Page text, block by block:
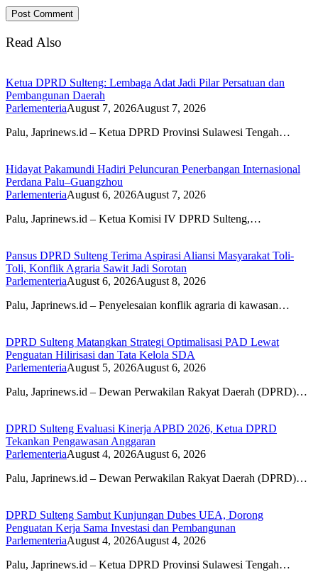
Read Also
Ketua DPRD Sulteng: Lembaga Adat Jadi Pilar Persatuan dan
Pembangunan Daerah
ParlementeriaAugust 7, 2026August 7, 2026
Palu, Japrinews.id – Ketua DPRD Provinsi Sulawesi Tengah…
Hidayat Pakamundi Hadiri Peluncuran Penerbangan Internasional
Perdana Palu–Guangzhou
ParlementeriaAugust 6, 2026August 7, 2026
Palu, Japrinews.id – Ketua Komisi IV DPRD Sulteng,…
Pansus DPRD Sulteng Terima Aspirasi Aliansi Masyarakat Toli-
Toli, Konflik Agraria Sawit Jadi Sorotan
ParlementeriaAugust 6, 2026August 8, 2026
Palu, Japrinews.id – Penyelesaian konflik agraria di kawasan…
DPRD Sulteng Matangkan Strategi Optimalisasi PAD Lewat
Penguatan Hilirisasi dan Tata Kelola SDA
ParlementeriaAugust 5, 2026August 6, 2026
Palu, Japrinews.id – Dewan Perwakilan Rakyat Daerah (DPRD)…
DPRD Sulteng Evaluasi Kinerja APBD 2026, Ketua DPRD
Tekankan Pengawasan Anggaran
ParlementeriaAugust 4, 2026August 6, 2026
Palu, Japrinews.id – Dewan Perwakilan Rakyat Daerah (DPRD)…
DPRD Sulteng Sambut Kunjungan Dubes UEA, Dorong
Penguatan Kerja Sama Investasi dan Pembangunan
ParlementeriaAugust 4, 2026August 4, 2026
Palu, Japrinews.id – Ketua DPRD Provinsi Sulawesi Tengah…